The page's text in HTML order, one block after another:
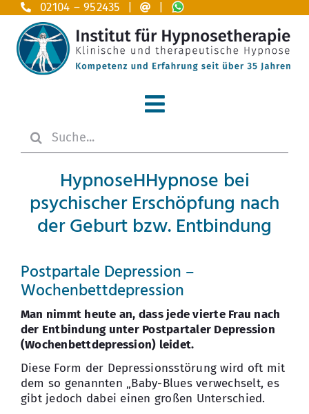
Zum
Inhalt
springen
02104 – 952435 |
Toggle
Home
Hypnosetherapie
Anwendungsgebiete A – Z
Das Institut
Ausbildung
Kontakt
Suche
nach:
HypnoseHHypnose bei
psychischer Erschöpfung nach
der Geburt bzw. Entbindung
Postpartale Depression –
Wochenbettdepression
Man nimmt heute an, dass jede vierte Frau nach
der Entbindung unter Postpartaler Depression
(Wochenbettdepression) leidet.
Diese Form der Depressionsstörung wird oft mit
dem so genannten „Baby-Blues verwechselt, es
gibt jedoch dabei einen großen Unterschied.